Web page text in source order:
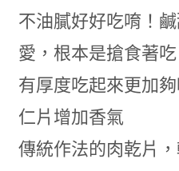
不油膩好好吃唷！
愛，根本是搶食著吃
有厚度吃起來更加
仁片增加香氣
傳統作法的肉乾片